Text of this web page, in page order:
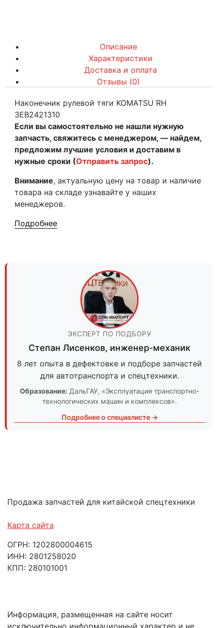
Описание
Характеристики
Доставка и оплата
Отзывы (0)
Наконечник рулевой тяги KOMATSU RH
3EB2421310
Если вы самостоятельно не нашли нужную
запчасть, свяжитесь с менеджером, — найдем,
предложим лучшие условия и доставим в
нужные сроки (Отправить запрос).
Внимание, актуальную цену на товар и наличие
товара на складе узнавайте у наших
менеджеров.
Подробнее
ЭКСПЕРТ ПО ПОДБОРУ
Степан Лисенков, инженер-механик
8 лет опыта в дефектовке и подборе запчастей
для автотранспорта и спецтехники.
Образование: ДальГАУ, «Эксплуатация транспортно-
технологических машин и комплексов».
Подробнее о специалисте →
Продажа запчастей для китайской спецтехники
Карта сайта
ОГРН: 1202800004615
ИНН: 2801258020
КПП: 280101001
Информация, размещенная на сайте носит
исключительно информационный характер и не